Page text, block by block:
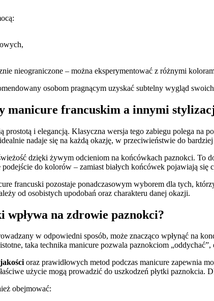
nieograniczone – można eksperymentować z różnymi
osobom pragnącym uzyskać subtelny wygląd
manicure francuskim a innymi
prostotą i elegancją. Klasyczna wersja tego zabiegu polega na
nadaje się na każdą okazję, w przeciwieństwie do
dzięki żywym odcieniom na końcówkach paznokci. To
do kolorów – zamiast białych końcówek pojawiają
francuski pozostaje ponadczasowym wyborem dla tych,
od osobistych upodobań oraz charakteru danej okazji.
na zdrowie paznokci?
w odpowiedni sposób, może znacząco wpłynąć na
taka technika manicure pozwala paznokciom
oraz prawidłowych metod podczas manicure zapewnia
użycie mogą prowadzić do uszkodzeń płytki paznokcia.
obejmować: